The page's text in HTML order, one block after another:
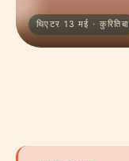
थिएटर 13 मई · कुरितिबा